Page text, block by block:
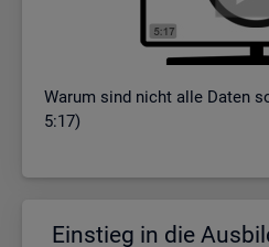
Warum sind nicht alle Daten
5:17)
Ein­stieg in die